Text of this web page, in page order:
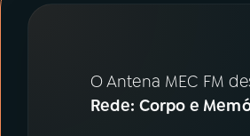
O Antena MEC FM
Rede: Corpo e